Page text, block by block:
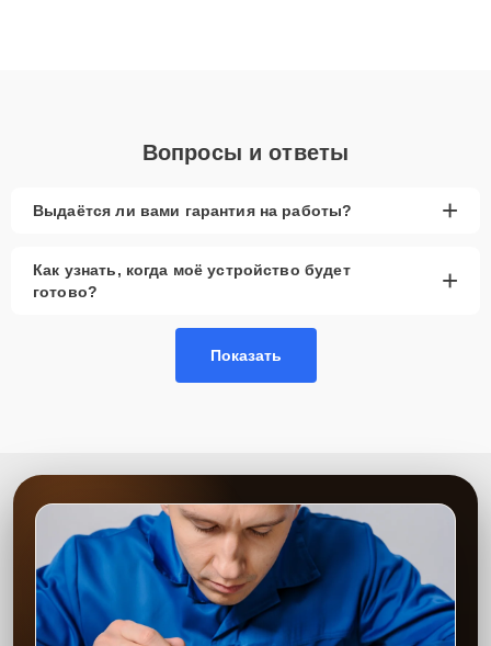
Вопросы и ответы
Выдаётся ли вами гарантия на работы? +
Как узнать, когда моё устройство будет
готово?
+
Показать